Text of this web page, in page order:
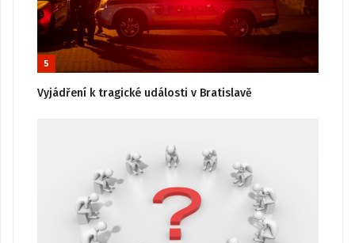
5
Vyjádření k tragické události v Bratislavě